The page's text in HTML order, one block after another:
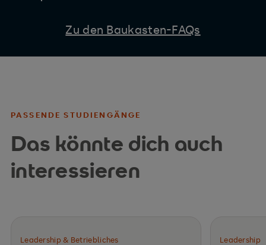
Zu den Baukasten-FAQs
PASSENDE STUDIENGÄNGE
Das könnte dich auch
interessieren
Leadership & Betriebliches
Leadership